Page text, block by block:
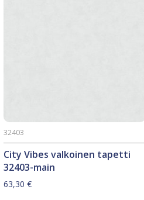
City Vibes valkoinen tapetti
32403-main
32403
63,30€